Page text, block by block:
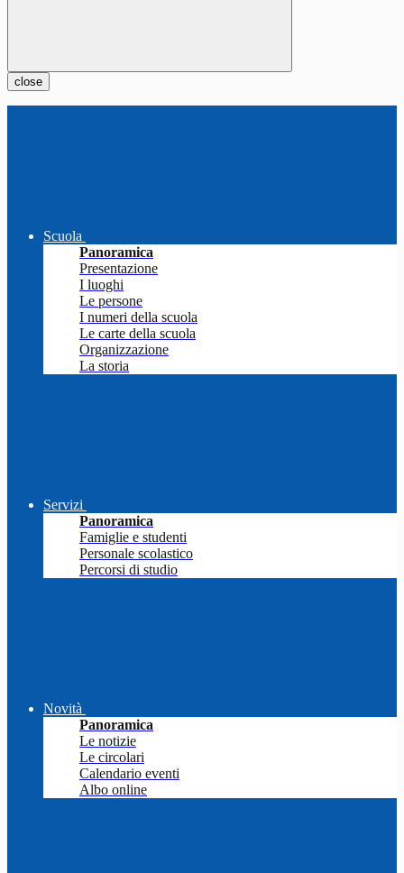
close
Scuola
Panoramica
Presentazione
I luoghi
Le persone
I numeri della scuola
Le carte della scuola
Organizzazione
La storia
Servizi
Panoramica
Famiglie e studenti
Personale scolastico
Percorsi di studio
Novità
Panoramica
Le notizie
Le circolari
Calendario eventi
Albo online